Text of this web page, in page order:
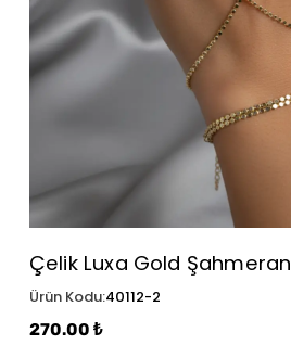
Çelik Luxa Gold Şahmeran
Ürün Kodu:40112-2
270.00 ₺